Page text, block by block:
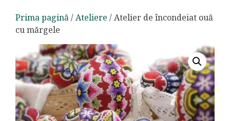
Prima pagină/Ateliere / Atelier de încondeiat ouă
cu mărgele